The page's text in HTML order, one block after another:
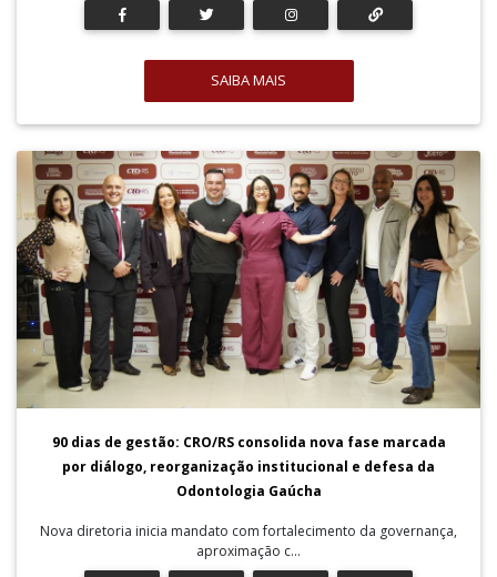
SAIBA MAIS
90 dias de gestão: CRO/RS consolida nova fase marcada
por diálogo, reorganização institucional e defesa da
Odontologia Gaúcha
Nova diretoria inicia mandato com fortalecimento da governança,
aproximação c...